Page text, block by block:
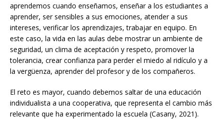
aprendemos cuando enseñamos, enseñar a los estudiantes a
aprender, ser sensibles a sus emociones, atender a sus
intereses, verificar los aprendizajes, trabajar en equipo. En
este caso, la vida en las aulas debe mostrar un ambiente de
seguridad, un clima de aceptación y respeto, promover la
tolerancia, crear confianza para perder el miedo al ridículo y a
la vergüenza, aprender del profesor y de los compañeros.
El reto es mayor, cuando debemos saltar de una educación
individualista a una cooperativa, que representa el cambio más
relevante que ha experimentado la escuela (Casany, 2021).